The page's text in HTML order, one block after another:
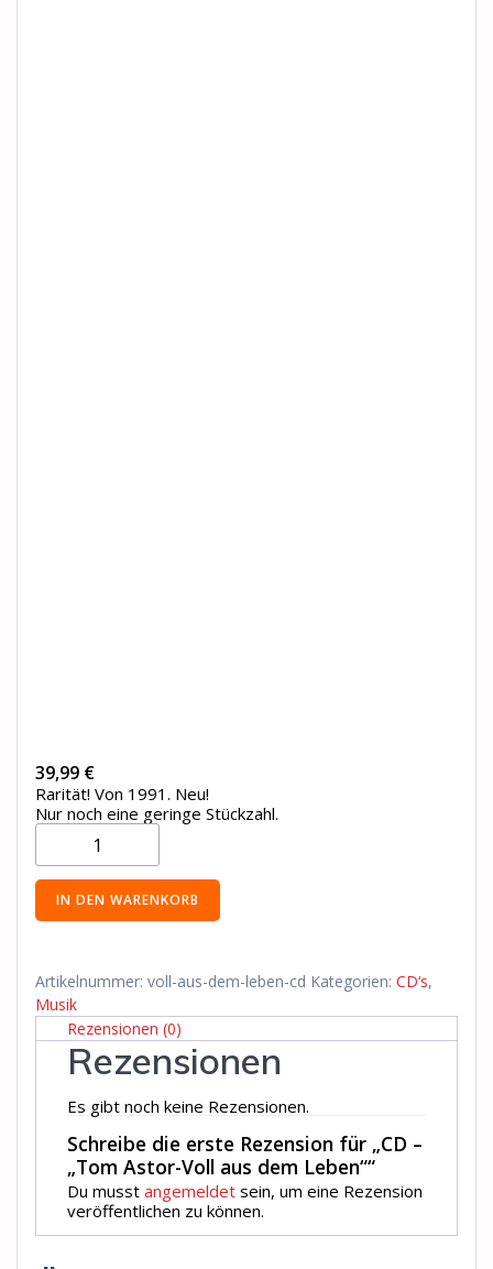
39,99 €
Rarität! Von 1991. Neu!
Nur noch eine geringe Stückzahl.
CD
"Tom
Astor-
Voll
Leben"
Menge
IN DEN WARENKORB
Artikelnummer: voll-aus-dem-leben-cd Kategorien: CD‘s,
Musik
Rezensionen (0)
Rezensionen
Es gibt noch keine Rezensionen.
Schreibe die erste Rezension für „CD –
„Tom Astor-Voll aus dem Leben““
Du musst angemeldet sein, um eine Rezension
veröffentlichen zu können.